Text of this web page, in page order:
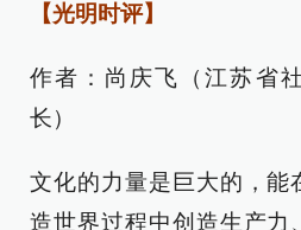
【光明时评】
作者：尚庆飞（江苏省
长）
文化的力量是巨大的，能
造世界过程中创造生产力